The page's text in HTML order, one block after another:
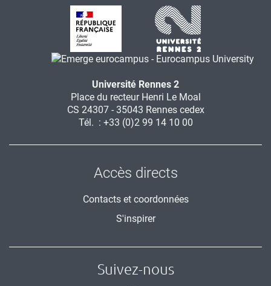
Université Rennes 2
Place du recteur Henri Le Moal
CS 24307 - 35043 Rennes cedex
Tél. : +33 (0)2 99 14 10 00
Accès directs
Contacts et coordonnées
S'inspirer
Suivez-nous